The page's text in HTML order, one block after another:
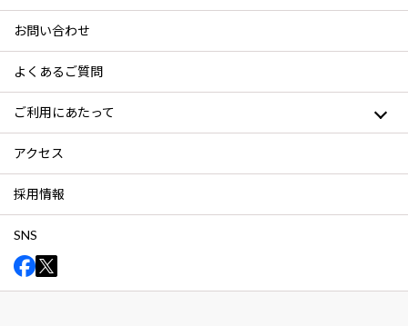
お問い合わせ
よくあるご質問
ご利用にあたって
アクセス
採用情報
SNS